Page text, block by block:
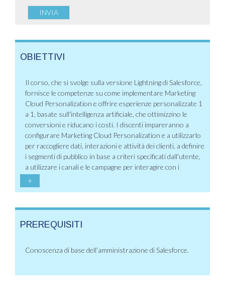
OBIETTIVI
Il corso, che si svolge sulla versione Lightning di Salesforce,
fornisce le competenze su come implementare Marketing
Cloud Personalization e offrire esperienze personalizzate 1
a 1, basate sull'intelligenza artificiale, che ottimizzino le
conversioni e riducano i costi. I discenti impareranno a
configurare Marketing Cloud Personalization e a utilizzarlo
per raccogliere dati, interazioni e attività dei clienti, a definire
i segmenti di pubblico in base a criteri specificati dall'utente,
a utilizzare i canali e le campagne per interagire con i
+
PREREQUISITI
Conoscenza di base dell’amministrazione di Salesforce.